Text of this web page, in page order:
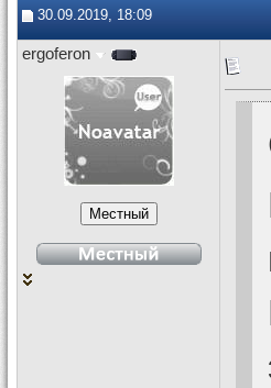
30.09.2019, 18:09
ergoferon